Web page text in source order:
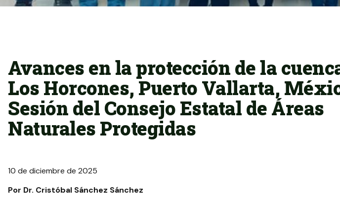
Avances en la protección de la
Los Horcones, Puerto Vallarta,
Sesión del Consejo Estatal de Áreas
Naturales Protegidas
10 de diciembre de 2025
Por Dr. Cristóbal Sánchez Sánchez